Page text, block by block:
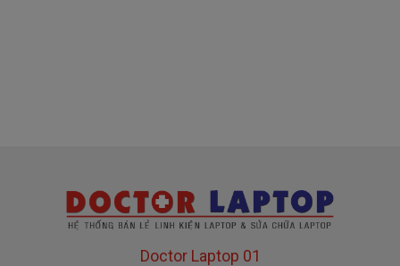
Pin laptop Asus K455 Oem pin thay thếGiá
Doctor Laptop 01